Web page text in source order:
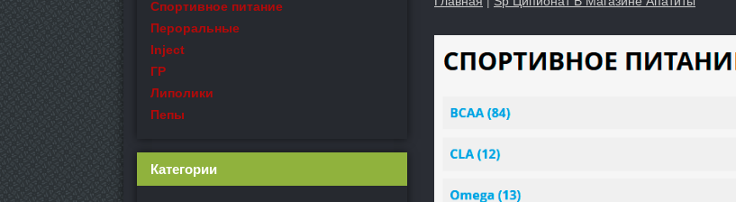
Спортивное питание
Пероральные
Inject
ГР
Липолики
Пепы
Категории